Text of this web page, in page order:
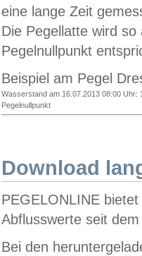
eine lange Zeit
Die Pegellatte wird
Pegelnullpunkt
Beispiel am Pegel
Wasserstand am 16.07.2013 08:00 Uhr:
Pegelnullpunkt
Download
PEGELONLINE
Abflusswerte seit
Bei den